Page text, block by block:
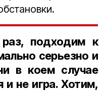
подходим к
серьезно и
в коем случае
и не игра. Хотим,